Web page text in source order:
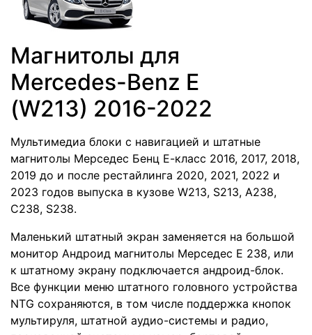
Магнитолы для
Mercedes-Benz E
(W213) 2016-2022
Мультимедиа блоки с навигацией и штатные
магнитолы Мерседес Бенц Е-класс 2016, 2017, 2018,
2019 до и после рестайлинга 2020, 2021, 2022 и
2023 годов выпуска в кузове W213, S213, A238,
C238, S238.
Маленький штатный экран заменяется на большой
монитор Андроид магнитолы Мерседес Е 238, или
к штатному экрану подключается андроид-блок.
Все функции меню штатного головного устройства
NTG сохраняются, в том числе поддержка кнопок
мультируля, штатной аудио-системы и радио,